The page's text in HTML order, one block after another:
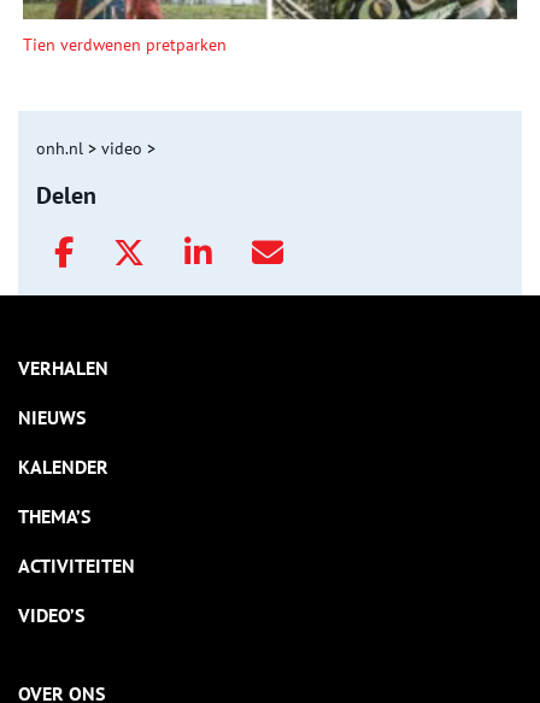
Tien verdwenen pretparken
onh.nl > video >
Delen
VERHALEN
NIEUWS
KALENDER
THEMA’S
ACTIVITEITEN
VIDEO’S
OVER ONS